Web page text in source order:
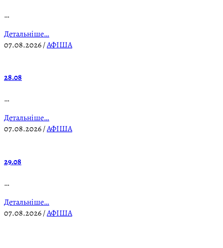
…
Детальніше…
07.08.2026/АФІША
28.08
…
Детальніше…
07.08.2026/АФІША
29.08
…
Детальніше…
07.08.2026/АФІША